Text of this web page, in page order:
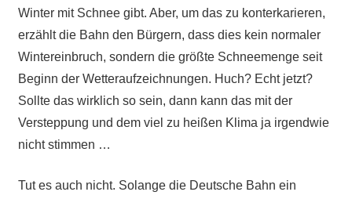
Winter mit Schnee gibt. Aber, um das zu konterkarieren,
erzählt die Bahn den Bürgern, dass dies kein normaler
Wintereinbruch, sondern die größte Schneemenge seit
Beginn der Wetteraufzeichnungen. Huch? Echt jetzt?
Sollte das wirklich so sein, dann kann das mit der
Versteppung und dem viel zu heißen Klima ja irgendwie
nicht stimmen …
Tut es auch nicht. Solange die Deutsche Bahn ein